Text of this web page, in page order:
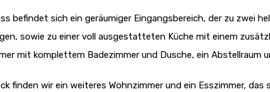
befindet sich ein geräumiger Eingangsbereich, der zu zwei
sowie zu einer voll ausgestatteten Küche mit einem
mit komplettem Badezimmer und Dusche, ein Abstellraum
finden wir ein weiteres Wohnzimmer und ein Esszimmer,